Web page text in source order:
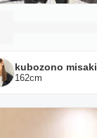
kubozono misaki
162cm